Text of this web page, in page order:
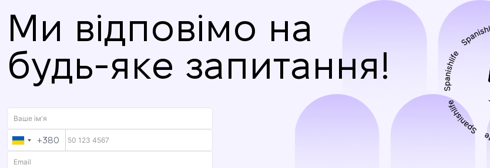
Ми відповімо на
будь-яке запитання!
UKRAINE
+380
+380